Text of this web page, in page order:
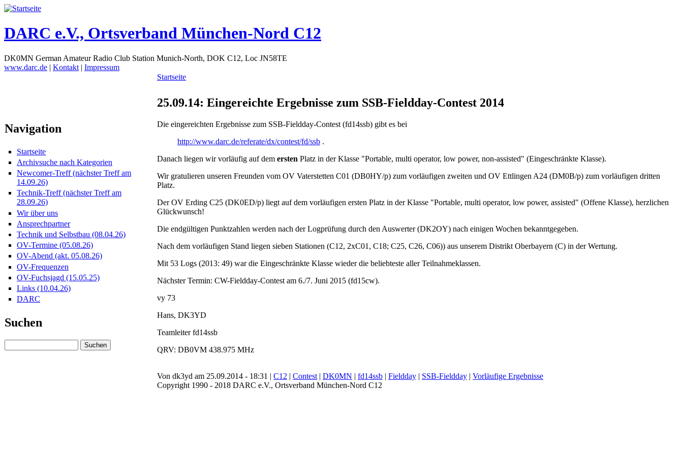
DARC e.V., Ortsverband München-Nord C12
DK0MN German Amateur Radio Club Station Munich-North, DOK C12, Loc JN58TE
www.darc.de | Kontakt | Impressum
Navigation
Startseite
Archivsuche nach Kategorien
Newcomer-Treff (nächster Treff am
14.09.26)
Technik-Treff (nächster Treff am
28.09.26)
Wir über uns
Ansprechpartner
Technik und Selbstbau (08.04.26)
OV-Termine (05.08.26)
OV-Abend (akt. 05.08.26)
OV-Frequenzen
OV-Fuchsjagd (15.05.25)
Links (10.04.26)
DARC
Suchen
Startseite
25.09.14: Eingereichte Ergebnisse zum SSB-Fieldday-Contest 2014
Die eingereichten Ergebnisse zum SSB-Fieldday-Contest (fd14ssb) gibt es bei
http://www.darc.de/referate/dx/contest/fd/ssb .
Danach liegen wir vorläufig auf dem ersten Platz in der Klasse "Portable, multi operator, low power, non-assisted" (Eingeschränkte Klasse).
Wir gratulieren unseren Freunden vom OV Vaterstetten C01 (DB0HY/p) zum vorläufigen zweiten und OV Ettlingen A24 (DM0B/p) zum vorläufigen dritten
Platz.
Der OV Erding C25 (DK0ED/p) liegt auf dem vorläufigen ersten Platz in der Klasse "Portable, multi operator, low power, assisted" (Offene Klasse), herzlichen
Glückwunsch!
Die endgültigen Punktzahlen werden nach der Logprüfung durch den Auswerter (DK2OY) nach einigen Wochen bekanntgegeben.
Nach dem vorläufigen Stand liegen sieben Stationen (C12, 2xC01, C18; C25, C26, C06)) aus unserem Distrikt Oberbayern (C) in der Wertung.
Mit 53 Logs (2013: 49) war die Eingeschränkte Klasse wieder die beliebteste aller Teilnahmeklassen.
Nächster Termin: CW-Fieldday-Contest am 6./7. Juni 2015 (fd15cw).
vy 73
Hans, DK3YD
Teamleiter fd14ssb
QRV: DB0VM 438.975 MHz
Von dk3yd am 25.09.2014 - 18:31 | C12 | Contest | DK0MN | fd14ssb | Fieldday | SSB-Fieldday | Vorläufige Ergebnisse
Copyright 1990 - 2018 DARC e.V., Ortsverband München-Nord C12